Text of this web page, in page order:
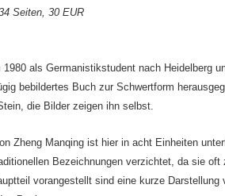
Seiten, 30 EUR
1980 als Germanistikstudent nach Heidelberg
bebildertes Buch zur Schwertform
die Bilder zeigen ihn selbst.
Zheng Manqing ist hier in acht Einheiten
Bezeichnungen verzichtet, da sie
vorangestellt sind eine kurze